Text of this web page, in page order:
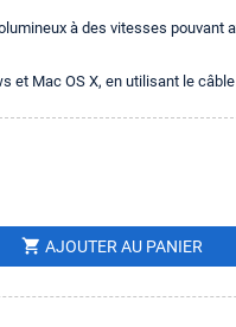
à des vitesses pouvant
Mac OS X, en utilisant le câble
shopping_cart AJOUTER AU PANIER